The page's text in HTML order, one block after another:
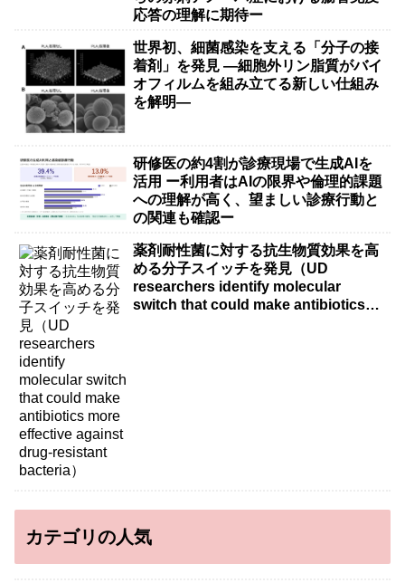
応答の理解に期待ー
世界初、細菌感染を支える「分子の接
着剤」を発見 ―細胞外リン脂質がバイ
オフィルムを組み立てる新しい仕組み
を解明―
研修医の約4割が診療現場で生成AIを
活用 ー利用者はAIの限界や倫理的課題
への理解が高く、望ましい診療行動と
の関連も確認ー
薬剤耐性菌に対する抗生物質効果を高
める分子スイッチを発見（UD
researchers identify molecular
switch that could make antibiotics
カテゴリの人気